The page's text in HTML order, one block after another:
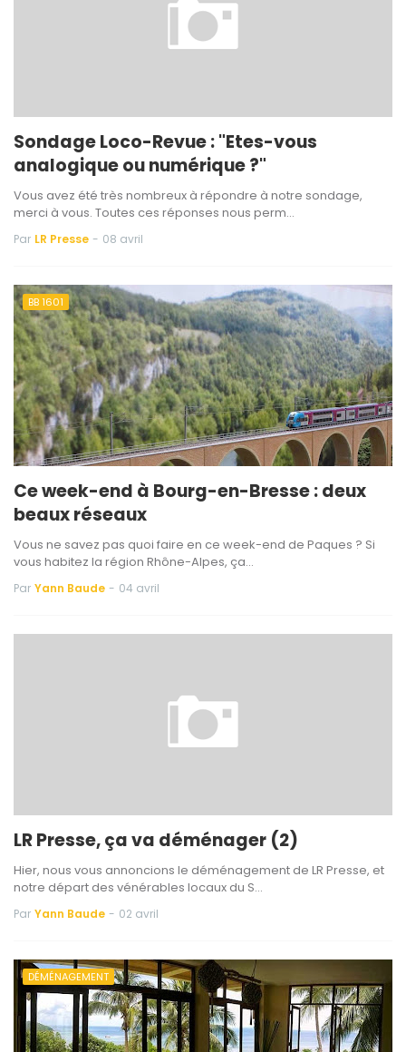
Sondage Loco-Revue : "Etes-vous
analogique ou numérique ?"
Vous avez été très nombreux à répondre à notre sondage,
merci à vous. Toutes ces réponses nous perm…
Par LR Presse - 08 avril
BB 1601
Ce week-end à Bourg-en-Bresse : deux
beaux réseaux
Vous ne savez pas quoi faire en ce week-end de Paques ? Si
vous habitez la région Rhône-Alpes, ça…
Par Yann Baude - 04 avril
LR Presse, ça va déménager (2)
Hier, nous vous annoncions le déménagement de LR Presse, et
notre départ des vénérables locaux du S…
Par Yann Baude - 02 avril
DÉMÉNAGEMENT